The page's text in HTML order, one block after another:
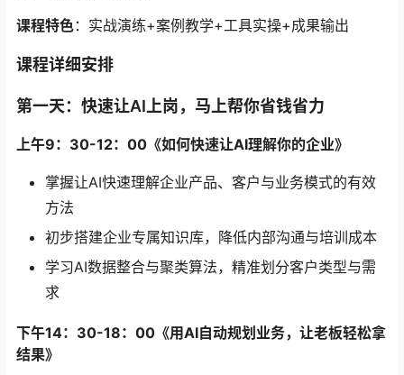
课程特色：实战演练+案例教学+工具实操+成果输出
课程详细安排
第一天：快速让AI上岗，马上帮你省钱省力
上午9：30-12：00《如何快速让AI理解你的企业》
掌握让AI快速理解企业产品、客户与业务模式的有效
方法
初步搭建企业专属知识库，降低内部沟通与培训成本
学习AI数据整合与聚类算法，精准划分客户类型与需
求
下午14：30-18：00《用AI自动规划业务，让老板轻松拿
结果》